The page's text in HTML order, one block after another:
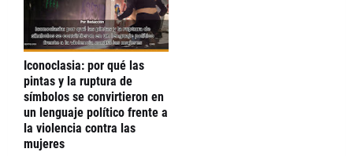
Iconoclasia: por qué las
pintas y la ruptura de
símbolos se convirtieron en
un lenguaje político frente a
la violencia contra las
mujeres